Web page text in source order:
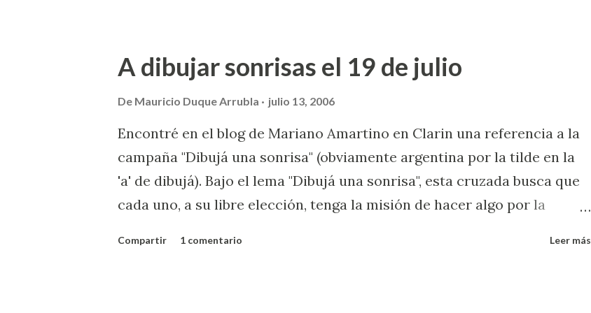
A dibujar sonrisas el 19 de julio
De Mauricio Duque Arrubla julio 13, 2006
Encontré en el blog de Mariano Amartino en Clarin una referencia a la
campaña "Dibujá una sonrisa" (obviamente argentina por la tilde en la
'a' de dibujá). Bajo el lema "Dibujá una sonrisa", esta cruzada busca que
cada uno, a su libre elección, tenga la misión de hacer algo por la
Compartir 1 comentario Leer más